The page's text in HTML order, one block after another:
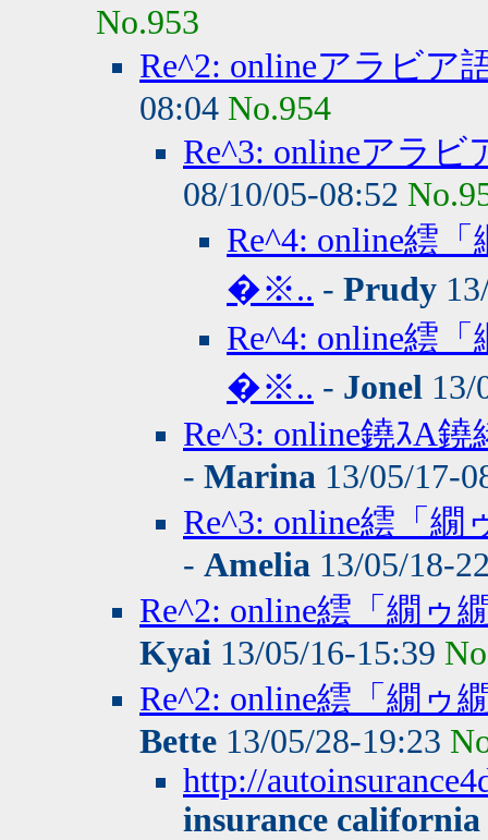
No.953
Re^2: onlineアラビア
08:04 No.954
Re^3: onlineアラ
08/10/05-08:52
Re^4: online繧
�※.. - Prudy
Re^4: online繧
�※.. - Jonel 13/
Re^3: online鐃ｽA
- Marina 13/05/17-
Re^3: online繧「
- Amelia 13/05/18-
Re^2: online繧「繝
Kyai 13/05/16-15:39
Re^2: online繧「繝
Bette 13/05/28-19:23
http://
insurance california